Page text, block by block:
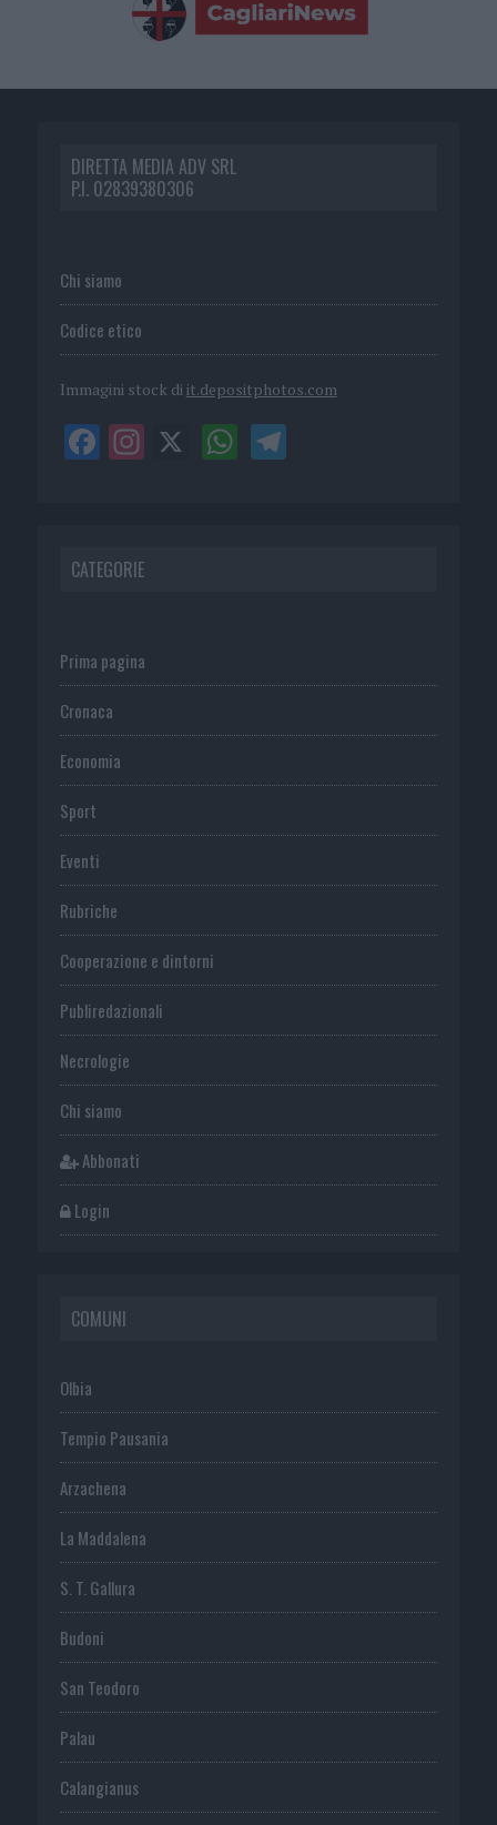
DIRETTA MEDIA ADV SRL
P.I. 02839380306
Chi siamo
Codice etico
Immagini stock di it.depositphotos.com
CATEGORIE
Prima pagina
Cronaca
Economia
Sport
Eventi
Rubriche
Cooperazione e dintorni
Publiredazionali
Necrologie
Chi siamo
Abbonati
Login
COMUNI
Olbia
Tempio Pausania
Arzachena
La Maddalena
S. T. Gallura
Budoni
San Teodoro
Palau
Calangianus